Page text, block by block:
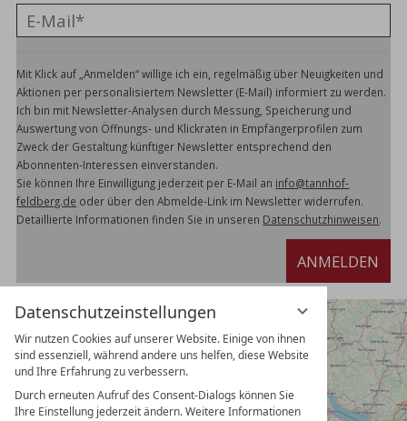
Datenschutzeinstellungen
Wir nutzen Cookies auf unserer Website. Einige von ihnen
sind essenziell, während andere uns helfen, diese Website
und Ihre Erfahrung zu verbessern.
Durch erneuten Aufruf des Consent-Dialogs können Sie
Ihre Einstellung jederzeit ändern. Weitere Informationen
Mit Klick auf „Anmelden“ willige ich ein, regelmäßig über Neuigkeiten und
Aktionen per personalisiertem Newsletter (E-Mail) informiert zu werden.
Ich bin mit Newsletter-Analysen durch Messung, Speicherung und
Auswertung von Öffnungs- und Klickraten in Empfängerprofilen zum
Zweck der Gestaltung künftiger Newsletter entsprechend den
Abonnenten-Interessen einverstanden.
Sie können Ihre Einwilligung jederzeit per E-Mail an info@tannhof-
feldberg.de oder über den Abmelde-Link im Newsletter widerrufen.
Detaillierte Informationen finden Sie in unseren Datenschutzhinweisen.
ANMELDEN